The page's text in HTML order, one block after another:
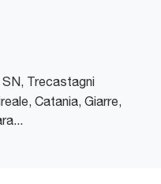
, Trecastagni
Catania, Giarre,